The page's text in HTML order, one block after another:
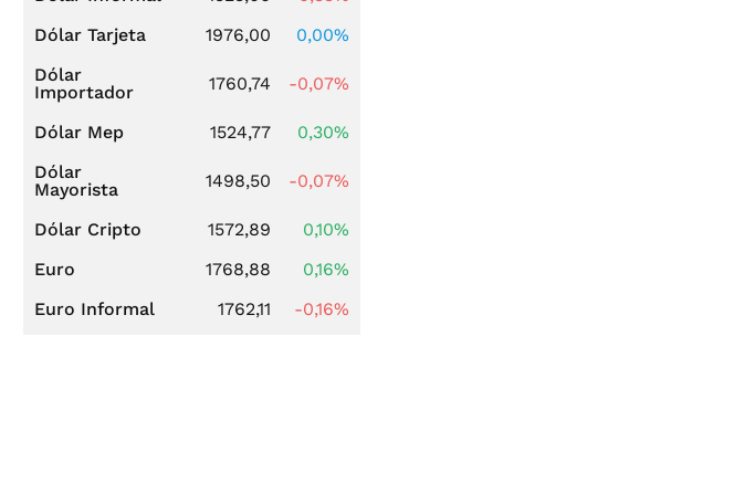
Dólar Tarjeta
1976,00
0,00%
Dólar
Importador
1760,74 -0,07%
Dólar Mep 1524,77
0,30%
Dólar
Mayorista
1498,50 -0,07%
Dólar Cripto 1572,89
0,10%
Euro
1768,88
0,16%
Euro Informal
1762,11 -0,16%